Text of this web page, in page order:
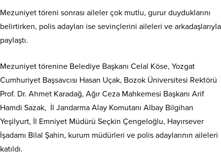
Mezuniyet töreni sonrası aileler çok mutlu, gurur duyduklarını
belirtirken, polis adayları ise sevinçlerini aileleri ve arkadaşlarıyla
paylaştı.
Mezuniyet törenine Belediye Başkanı Celal Köse, Yozgat
Cumhuriyet Başsavcısı Hasan Uçak, Bozok Üniversitesi Rektörü
Prof. Dr. Ahmet Karadağ, Ağır Ceza Mahkemesi Başkanı Arif
Hamdi Sazak, İl Jandarma Alay Komutanı Albay Bilgihan
Yeşilyurt, İl Emniyet Müdürü Seçkin Çengeloğlu, Hayırsever
İşadamı Bilal Şahin, kurum müdürleri ve polis adaylarının aileleri
katıldı.